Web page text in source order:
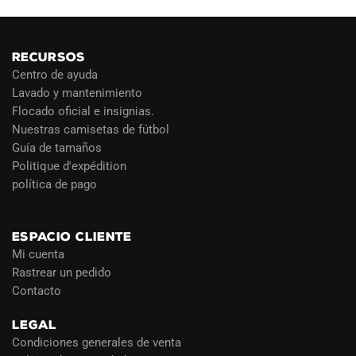
RECURSOS
Centro de ayuda
Lavado y mantenimiento
Flocado oficial e insignias.
Nuestras camisetas de fútbol
Guía de tamaños
Politique d'expédition
política de pago
ESPACIO CLIENTE
Mi cuenta
Rastrear un pedido
Contacto
LEGAL
Condiciones generales de venta